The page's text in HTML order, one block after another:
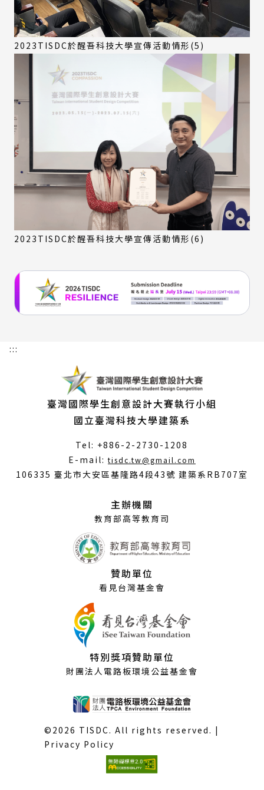
2023TISDC於醒吾科技大學宣傳活動情形(5)
2023TISDC於醒吾科技大學宣傳活動情形(6)
:::
臺灣國際學生創意設計大賽執行小組
國立臺灣科技大學建築系
Tel: +886-2-2730-1208
E-mail:tisdc.tw@gmail.com
開
106335 臺北市大安區基隆路4段43號 建築系RB707室
主辦機關
教育部高等教育司
贊助單位
看見台灣基金會
特別獎項贊助單位
財團法人電路板環境公益基金會
©2026 TISDC. All rights reserved. |
Privacy Policy
(外
部